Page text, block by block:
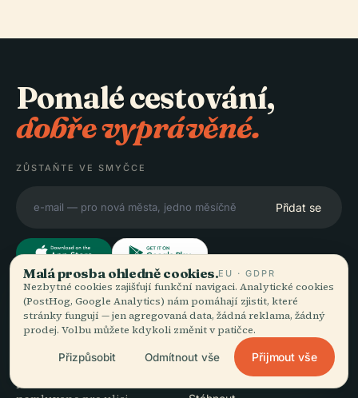
Pomalé cestování,
dobře vyprávěné.
ZŮSTAŇTE VE SMYČCE
Přidat se
Audiala
Audioprůvodci pro to, jak
doopravdy bloumáte —
poctivě zdrojováno,
OBJEVUJTE
Destinace
Průvodci
Tipy na cesty
Malá prosba ohledně cookies.EU · GDPR
Nezbytné cookies zajišťují funkční navigaci. Analytické cookies
(PostHog, Google Analytics) nám pomáhají zjistit, které
stránky fungují — jen agregovaná data, žádná reklama, žádný
prodej. Volbu můžete kdykoli změnit v patičce.
Přizpůsobit Odmítnout vše Přijmout vše